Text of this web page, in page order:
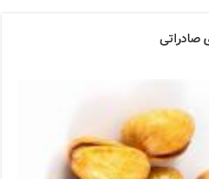
صادراتی